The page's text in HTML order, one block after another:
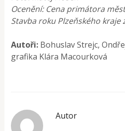
Ocenění: Cena primátora
Stavba roku Plzeňského kraje
Autoři: Bohuslav Strejc,
grafika Klára Macourková
Autor